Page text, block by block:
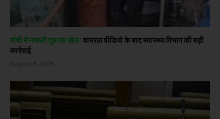
रांची में नकली दूध का खेल! वायरल वीडियो के बाद स्वास्थ्य विभाग की बड़ी
कार्रवाई
August 6, 2026